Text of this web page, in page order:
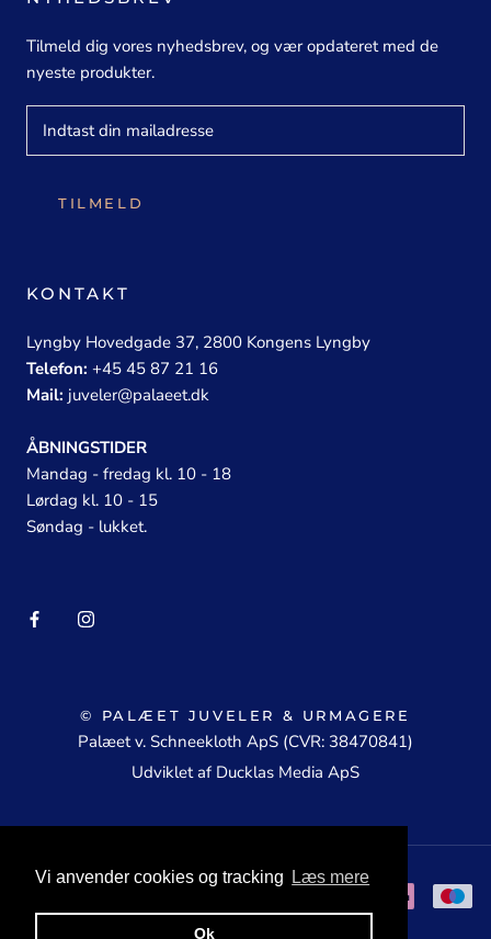
Vi anvender cookies og tracking Læs mere
Ok
Tilmeld dig vores nyhedsbrev, og vær opdateret med de
nyeste produkter.
TILMELD
KONTAKT
Lyngby Hovedgade 37, 2800 Kongens Lyngby
Telefon: +45 45 87 21 16
Mail: juveler@palaeet.dk
ÅBNINGSTIDER
Mandag - fredag kl. 10 - 18
Lørdag kl. 10 - 15
Søndag - lukket.
© PALÆET JUVELER & URMAGERE
Palæet v. Schneekloth ApS (CVR: 38470841)
Udviklet af Ducklas Media ApS